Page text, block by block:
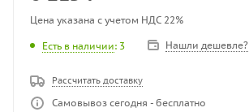
Цена указана с учетом НДС 22%
Есть в наличии: 3 Нашли дешевле?
Рассчитать доставку
Самовывоз сегодня - бесплатно